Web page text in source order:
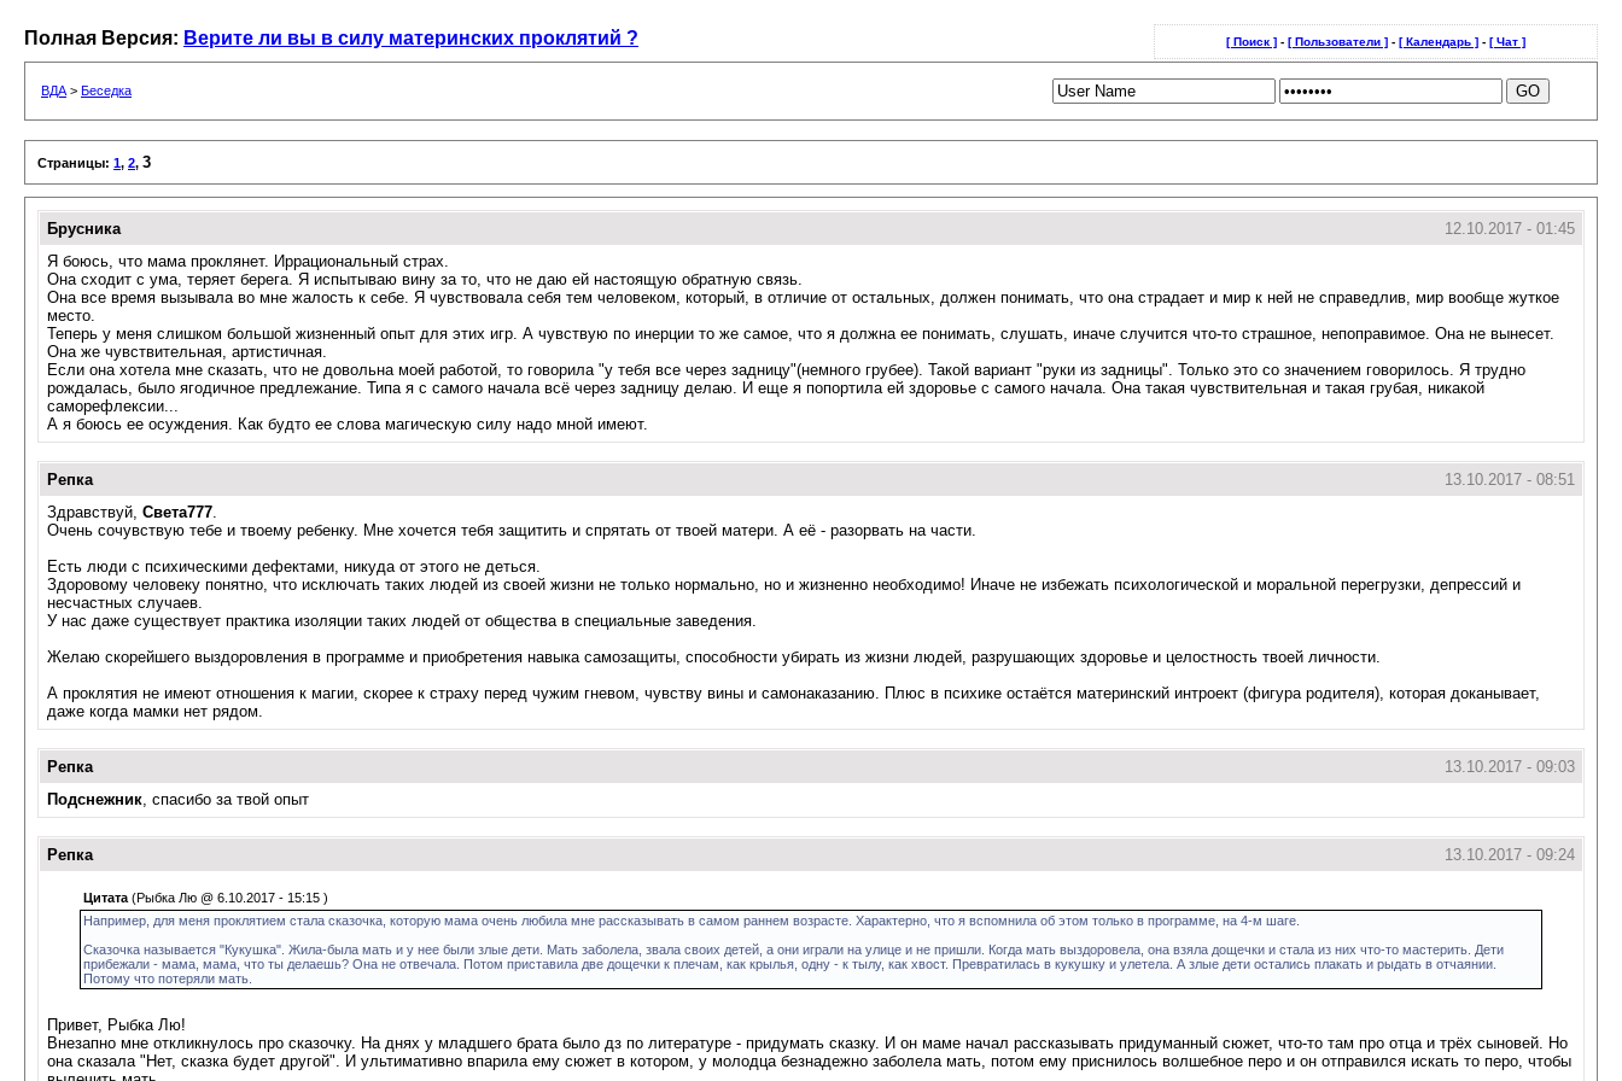
[ Поиск ] - [ Пользователи ] - [ Календарь ] - [ Чат ]
Полная Версия: Верите ли вы в силу материнских проклятий ?
ВДА > Беседка
Страницы: 1, 2, 3
Брусника
12.10.2017 - 01:45
Я боюсь, что мама проклянет. Иррациональный страх.
Она сходит с ума, теряет берега. Я испытываю вину за то, что не даю ей настоящую обратную связь.
Она все время вызывала во мне жалость к себе. Я чувствовала себя тем человеком, который, в отличие от остальных, должен понимать, что она страдает и мир к ней не справедлив, мир вообще жуткое
место.
Теперь у меня слишком большой жизненный опыт для этих игр. А чувствую по инерции то же самое, что я должна ее понимать, слушать, иначе случится что-то страшное, непоправимое. Она не вынесет.
Она же чувствительная, артистичная.
Если она хотела мне сказать, что не довольна моей работой, то говорила "у тебя все через задницу"(немного грубее). Такой вариант "руки из задницы". Только это со значением говорилось. Я трудно
рождалась, было ягодичное предлежание. Типа я с самого начала всё через задницу делаю. И еще я попортила ей здоровье с самого начала. Она такая чувствительная и такая грубая, никакой
саморефлексии...
А я боюсь ее осуждения. Как будто ее слова магическую силу надо мной имеют.
Репка
13.10.2017 - 08:51
Здравствуй, Света777.
Очень сочувствую тебе и твоему ребенку. Мне хочется тебя защитить и спрятать от твоей матери. А её - разорвать на части.
Есть люди с психическими дефектами, никуда от этого не деться.
Здоровому человеку понятно, что исключать таких людей из своей жизни не только нормально, но и жизненно необходимо! Иначе не избежать психологической и моральной перегрузки, депрессий и
несчастных случаев.
У нас даже существует практика изоляции таких людей от общества в специальные заведения.
Желаю скорейшего выздоровления в программе и приобретения навыка самозащиты, способности убирать из жизни людей, разрушающих здоровье и целостность твоей личности.
А проклятия не имеют отношения к магии, скорее к страху перед чужим гневом, чувству вины и самонаказанию. Плюс в психике остаётся материнский интроект (фигура родителя), которая доканывает,
даже когда мамки нет рядом.
Репка
13.10.2017 - 09:03
Подснежник, спасибо за твой опыт
Репка 13.10.2017 - 09:24
Цитата (Рыбка Лю @ 6.10.2017 - 15:15 )
Например, для меня проклятием стала сказочка, которую мама очень любила мне рассказывать в самом раннем возрасте. Характерно, что я вспомнила об этом только в программе, на 4-м шаге.
Сказочка называется "Кукушка". Жила-была мать и у нее были злые дети. Мать заболела, звала своих детей, а они играли на улице и не пришли. Когда мать выздоровела, она взяла дощечки и стала из них что-то мастерить. Дети
прибежали - мама, мама, что ты делаешь? Она не отвечала. Потом приставила две дощечки к плечам, как крылья, одну - к тылу, как хвост. Превратилась в кукушку и улетела. А злые дети остались плакать и рыдать в отчаянии.
Потому что потеряли мать.
Привет, Рыбка Лю!
Внезапно мне откликнулось про сказочку. На днях у младшего брата было дз по литературе - придумать сказку. И он маме начал рассказывать придуманный сюжет, что-то там про отца и трёх сыновей. Но
она сказала "Нет, сказка будет другой". И ультимативно впарила ему сюжет в котором, у молодца безнадежно заболела мать, потом ему приснилось волшебное перо и он отправился искать то перо, чтобы